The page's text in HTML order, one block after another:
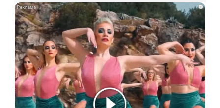
i